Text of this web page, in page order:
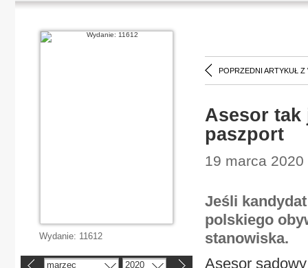
POPRZEDNI ARTYKUŁ Z
Asesor tak
paszport
19 marca
Jeśli
polskiego
stanowiska.
Asesor
Wydanie: 11612
marzec 2020